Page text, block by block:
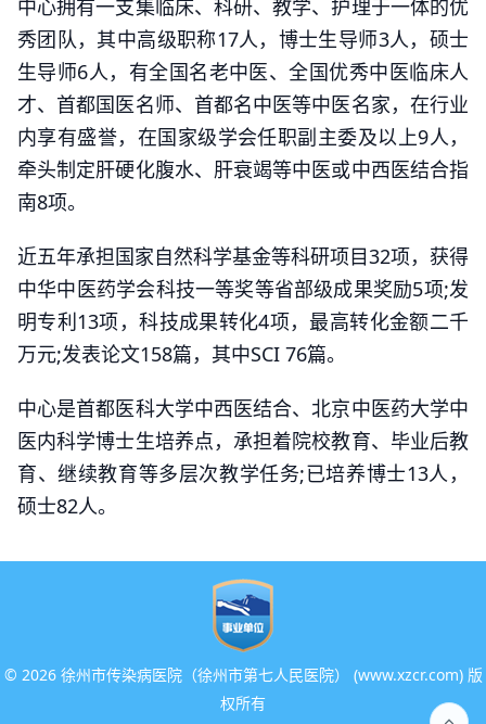
中心拥有一支集临床、科研、教学、护理于一体的优
秀团队，其中高级职称17人，博士生导师3人，硕士
生导师6人，有全国名老中医、全国优秀中医临床人
才、首都国医名师、首都名中医等中医名家，在行业
内享有盛誉，在国家级学会任职副主委及以上9人，
牵头制定肝硬化腹水、肝衰竭等中医或中西医结合指
南8项。
近五年承担国家自然科学基金等科研项目32项，获得
中华中医药学会科技一等奖等省部级成果奖励5项;发
明专利13项，科技成果转化4项，最高转化金额二千
万元;发表论文158篇，其中SCI 76篇。
中心是首都医科大学中西医结合、北京中医药大学中
医内科学博士生培养点，承担着院校教育、毕业后教
育、继续教育等多层次教学任务;已培养博士13人，
硕士82人。
© 2026 徐州市传染病医院（徐州市第七人民医院） (www.xzcr.com) 版
权所有